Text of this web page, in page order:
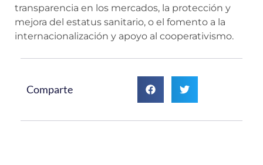
transparencia en los mercados, la protección y
mejora del estatus sanitario, o el fomento a la
internacionalización y apoyo al cooperativismo.
Comparte